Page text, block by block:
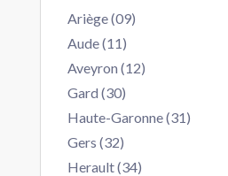
Ariège (09)
Aude (11)
Aveyron (12)
Gard (30)
Haute-Garonne (31)
Gers (32)
Herault (34)